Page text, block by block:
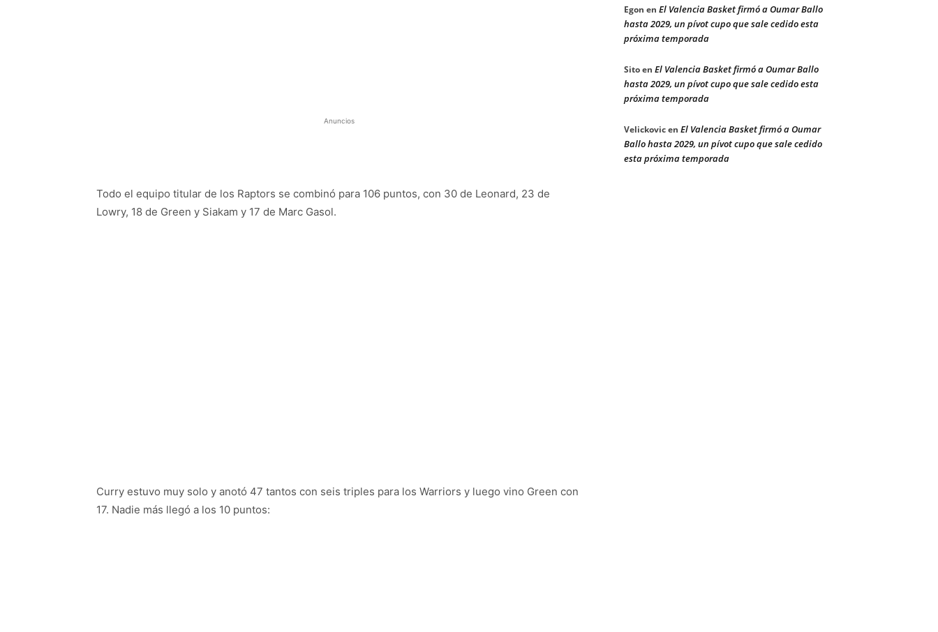
Anuncios
Todo el equipo titular de los Raptors se combinó para 106 puntos, con 30 de Leonard, 23 de
Lowry, 18 de Green y Siakam y 17 de Marc Gasol.
Curry estuvo muy solo y anotó 47 tantos con seis triples para los Warriors y luego vino Green con
17. Nadie más llegó a los 10 puntos:
Egon en El Valencia Basket firmó a Oumar Ballo
hasta 2029, un pívot cupo que sale cedido esta
próxima temporada
Sitoen El Valencia Basket firmó a Oumar Ballo
hasta 2029, un pívot cupo que sale cedido esta
próxima temporada
Velickovicen El Valencia Basket firmó a Oumar
Ballo hasta 2029, un pívot cupo que sale cedido
esta próxima temporada